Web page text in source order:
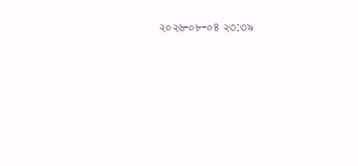
২০২৬-০৮-০৪ ২৩:৩৯